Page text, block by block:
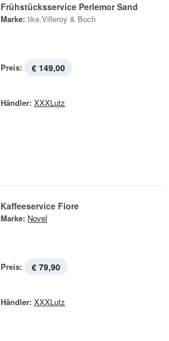
Frühstücksservice Perlemor Sand
Marke: like.Villeroy & Boch
Preis: € 149,00
Händler: XXXLutz
Kaffeeservice Fiore
Marke: Novel
Preis: € 79,90
Händler: XXXLutz